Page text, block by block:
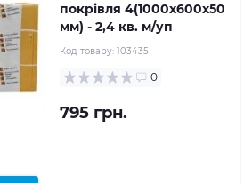
покрівля 4(1000x600x50
мм) - 2,4 кв. м/уп
Код товару: 103435
0
795 грн.